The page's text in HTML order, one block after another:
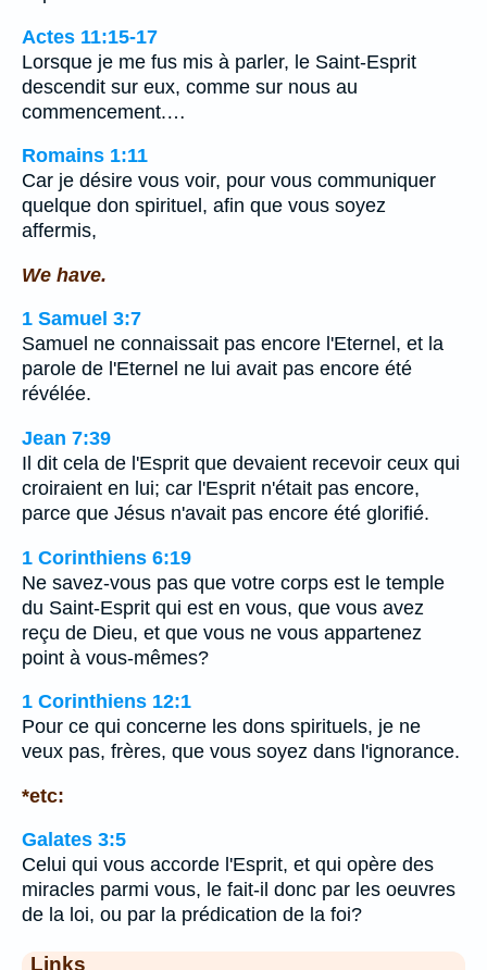
Actes 11:15-17
Lorsque je me fus mis à parler, le Saint-Esprit
descendit sur eux, comme sur nous au
commencement.…
Romains 1:11
Car je désire vous voir, pour vous communiquer
quelque don spirituel, afin que vous soyez
affermis,
We have.
1 Samuel 3:7
Samuel ne connaissait pas encore l'Eternel, et la
parole de l'Eternel ne lui avait pas encore été
révélée.
Jean 7:39
Il dit cela de l'Esprit que devaient recevoir ceux qui
croiraient en lui; car l'Esprit n'était pas encore,
parce que Jésus n'avait pas encore été glorifié.
1 Corinthiens 6:19
Ne savez-vous pas que votre corps est le temple
du Saint-Esprit qui est en vous, que vous avez
reçu de Dieu, et que vous ne vous appartenez
point à vous-mêmes?
1 Corinthiens 12:1
Pour ce qui concerne les dons spirituels, je ne
veux pas, frères, que vous soyez dans l'ignorance.
*etc:
Galates 3:5
Celui qui vous accorde l'Esprit, et qui opère des
miracles parmi vous, le fait-il donc par les oeuvres
de la loi, ou par la prédication de la foi?
Links